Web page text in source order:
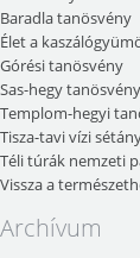
Baradla tanösvény
Élet a
Górési tanösvény
Sas-hegy tanösvény
Templom-hegyi
Tisza-tavi vízi
Téli túrák nemzeti
Vissza a
Archívum